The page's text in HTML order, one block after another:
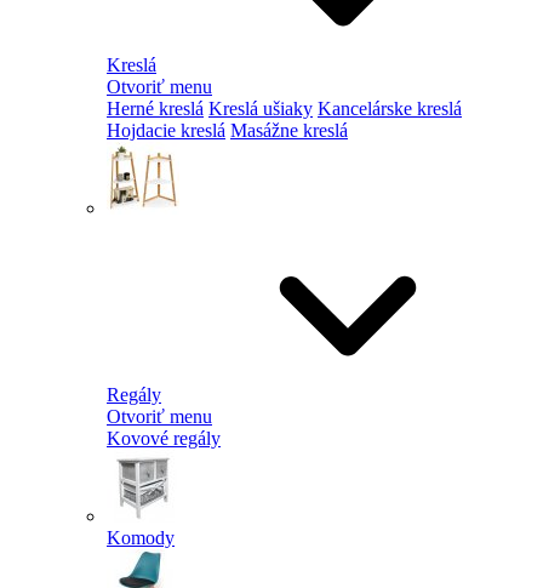
Kreslá
Otvoriť menu
Herné kreslá Kreslá ušiaky Kancelárske kreslá
Hojdacie kreslá Masážne kreslá
Regály
Otvoriť menu
Kovové regály
Komody